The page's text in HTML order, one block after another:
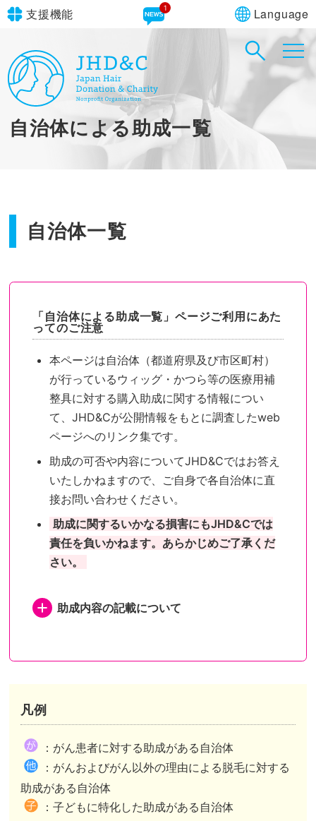
支援機能
文字サイズ 標準
青 黒
やさしいにほんご
Language
in simple English
自治体による助成一覧
自治体一覧
「自治体による助成一覧」ページご利用にあた
ってのご注意
本ページは自治体（都道府県及び市区町村）
が行っているウィッグ・かつら等の医療用補
整具に対する購入助成に関する情報につい
て、JHD&Cが公開情報をもとに調査したweb
ページへのリンク集です。
助成の可否や内容についてJHD&Cではお答え
いたしかねますので、ご自身で各自治体に直
接お問い合わせください。
助成に関するいかなる損害にもJHD&Cでは
責任を負いかねます。あらかじめご了承くだ
さい。
助成内容の記載について
都道府県内市区町村が助成を行いその情報を都道府県がまとめたケースがあります。
市区町村独自の助成がある自治体は、自治体公式ホームページの助成事業ページまたは概要が記されたページへリンクしています。
市区町村独自の助成がない自治体は、自治体公式ホームページのトップページへリンクしています。
都道府県が行う助成との併用可、不可は市区町村によって異なります。
凡例
：がん患者に対する助成がある自治体
：がんおよびがん以外の理由による脱毛に対する
助成がある自治体
：子どもに特化した助成がある自治体